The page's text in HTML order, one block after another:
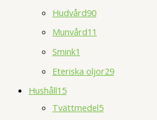
Hudvård90
Munvård11
Smink1
Eteriska oljor29
Hushåll15
Tvättmedel5